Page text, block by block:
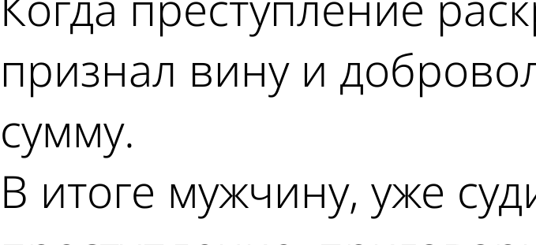
признал вину и
сумму.
В итоге мужчину, уже